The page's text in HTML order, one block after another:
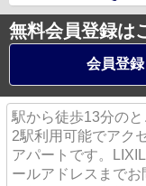
無料会員登録は
会員登録
駅から徒歩13分のと
2駅利用可能でアク
アパートです。
ールアドレスまで